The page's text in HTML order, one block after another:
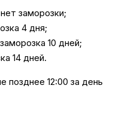
заморозки;
4 дня;
10 дней;
14 дней.
позднее 12:00 за день